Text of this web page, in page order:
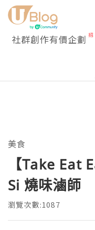
社群創作有價企劃
美食
【Take Eat
Si 燒味滷師
瀏覽次數:1087